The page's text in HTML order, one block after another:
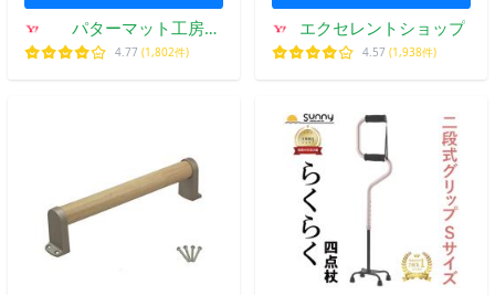
パターマット工房
Yahoo!店
4.77 (1,802件)
エクセレントショップ
4.57 (1,938件)